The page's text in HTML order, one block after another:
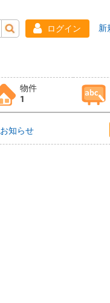
ログイン 新
物件
1
お知らせ